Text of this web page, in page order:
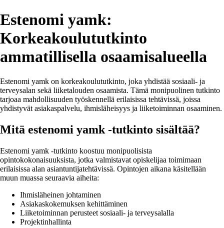
Estenomi yamk:
Korkeakoulututkinto
ammatillisella osaamisalueella
Estenomi yamk on korkeakoulututkinto, joka yhdistää sosiaali- ja
terveysalan sekä liiketalouden osaamista. Tämä monipuolinen tutkinto
tarjoaa mahdollisuuden työskennellä erilaisissa tehtävissä, joissa
yhdistyvät asiakaspalvelu, ihmisläheisyys ja liiketoiminnan osaaminen.
Mitä estenomi yamk -tutkinto sisältää?
Estenomi yamk -tutkinto koostuu monipuolisista
opintokokonaisuuksista, jotka valmistavat opiskelijaa toimimaan
erilaisissa alan asiantuntijatehtävissä. Opintojen aikana käsitellään
muun muassa seuraavia aiheita:
Ihmisläheinen johtaminen
Asiakaskokemuksen kehittäminen
Liiketoiminnan perusteet sosiaali- ja terveysalalla
Projektinhallinta